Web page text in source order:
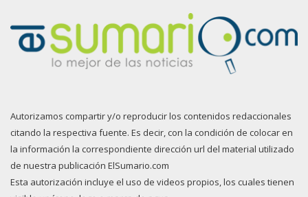
Autorizamos compartir y/o reproducir los contenidos redaccionales
citando la respectiva fuente. Es decir, con la condición de colocar en
la información la correspondiente dirección url del material utilizado
de nuestra publicación ElSumario.com
Esta autorización incluye el uso de videos propios, los cuales tienen